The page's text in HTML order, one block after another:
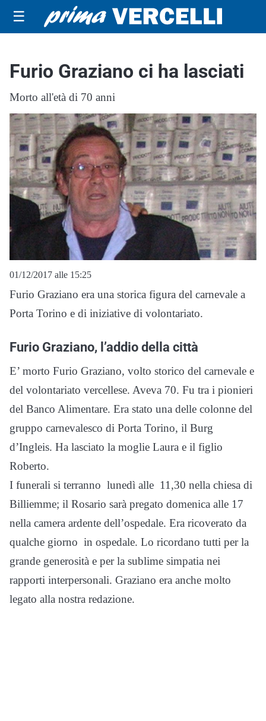
☰
Furio Graziano ci ha lasciati
Morto all'età di 70 anni
01/12/2017 alle 15:25
Furio Graziano era una storica figura del carnevale a
Porta Torino e di iniziative di volontariato.
Furio Graziano, l’addio della città
E’ morto Furio Graziano, volto storico del carnevale e
del volontariato vercellese. Aveva 70. Fu tra i pionieri
del Banco Alimentare. Era stato una delle colonne del
gruppo carnevalesco di Porta Torino, il Burg
d’Ingleis. Ha lasciato la moglie Laura e il figlio
Roberto.
I funerali si terranno lunedì alle 11,30 nella chiesa di
Billiemme; il Rosario sarà pregato domenica alle 17
nella camera ardente dell’ospedale. Era ricoverato da
qualche giorno in ospedale. Lo ricordano tutti per la
grande generosità e per la sublime simpatia nei
rapporti interpersonali. Graziano era anche molto
legato alla nostra redazione.